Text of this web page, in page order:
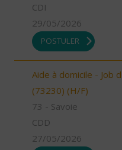
CDI
29/05/2026
POSTULER
Aide à domicile - Job
(73230) (H/F)
73 - Savoie
CDD
27/05/2026